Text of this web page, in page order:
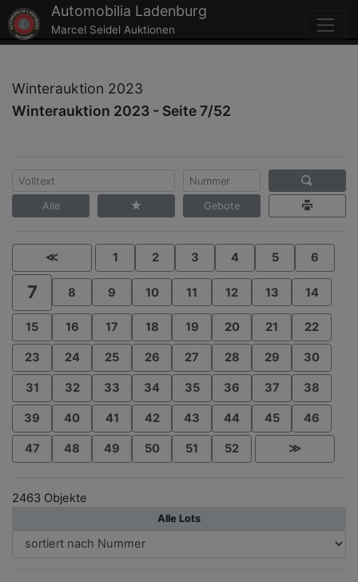
Automobilia Ladenburg
Marcel Seidel Auktionen
Winterauktion 2023
Winterauktion 2023 - Seite 7/52
Alle Gebote
≪ 1 2 3 4 5 6
7 8 9 10 11 12 13 14
15 16 17 18 19 20 21 22
23 24 25 26 27 28 29 30
31 32 33 34 35 36 37 38
39 40 41 42 43 44 45 46
47 48 49 50 51 52 ≫
2463 Objekte
Alle Lots